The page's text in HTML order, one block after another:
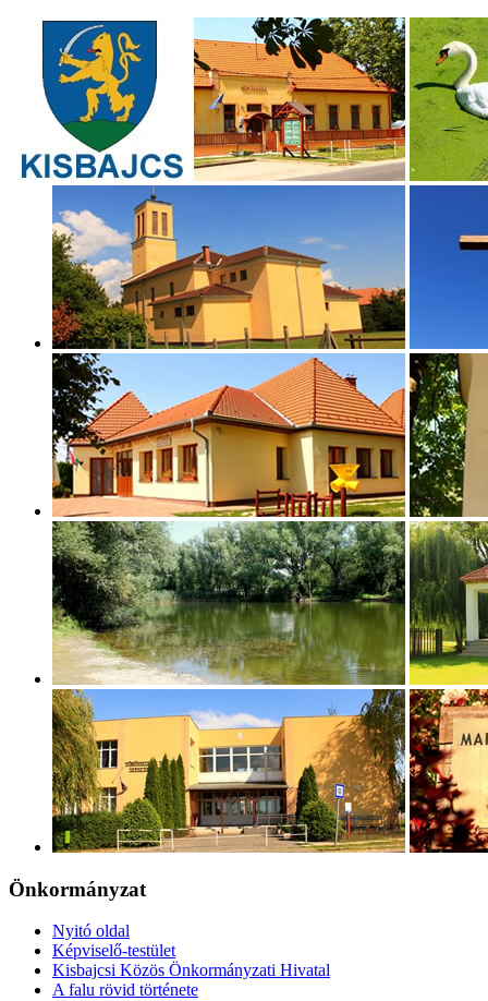
Önkormányzat
Nyitó oldal
Képviselő-testület
Kisbajcsi Közös Önkormányzati Hivatal
A falu rövid története